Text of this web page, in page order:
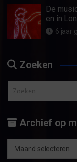
De
en in
6 jaar
Zoeken
k
Archief op
Archief